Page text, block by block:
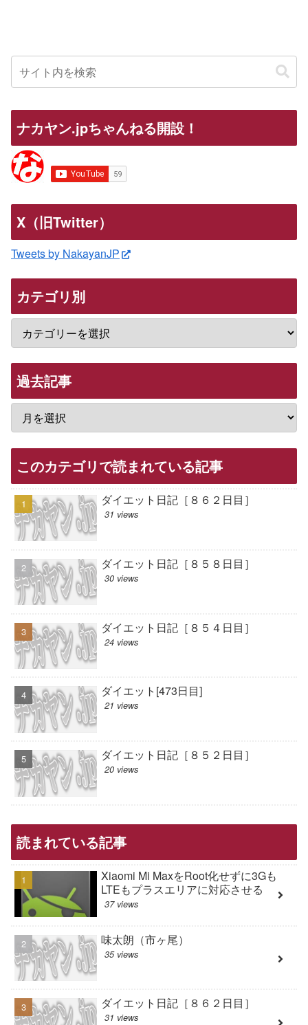
ナカヤン.jpちゃんねる開設！
X（旧Twitter）
Tweets by NakayanJP
カテゴリ別
過去記事
このカテゴリで読まれている記事
ダイエット日記［８６２日目］
31 views
ダイエット日記［８５８日目］
30 views
ダイエット日記［８５４日目］
24 views
ダイエット[473日目]
21 views
ダイエット日記［８５２日目］
20 views
読まれている記事
Xiaomi Mi MaxをRoot化せずに3Gも
LTEもプラスエリアに対応させる
37 views
味太朗（市ヶ尾）
35 views
ダイエット日記［８６２日目］
31 views